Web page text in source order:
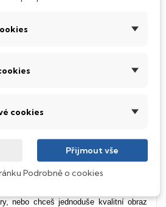
fotek, sledování filmů, hraní her i
kompromisů
věrné barvy a skvělou
každého, kdo to s obrazem myslí
nebo chceš jednoduše kvalitní obraz
cookies
Přijmout vše
Podrobně o cookies